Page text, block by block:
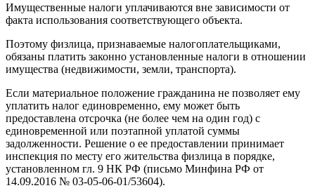
Имущественные налоги уплачиваются вне зависимости от
факта использования соответствующего объекта.
Поэтому физлица, признаваемые налогоплательщиками,
обязаны платить законно установленные налоги в отношении
имущества (недвижимости, земли, транспорта).
Если материальное положение гражданина не позволяет ему
уплатить налог единовременно, ему может быть
предоставлена отсрочка (не более чем на один год) с
единовременной или поэтапной уплатой суммы
задолженности. Решение о ее предоставлении принимает
инспекция по месту его жительства физлица в порядке,
установленном гл. 9 НК РФ (письмо Минфина РФ от
14.09.2016 № 03-05-06-01/53604).